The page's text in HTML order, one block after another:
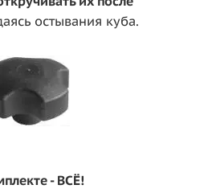
остывания куба.
- ВСЁ!